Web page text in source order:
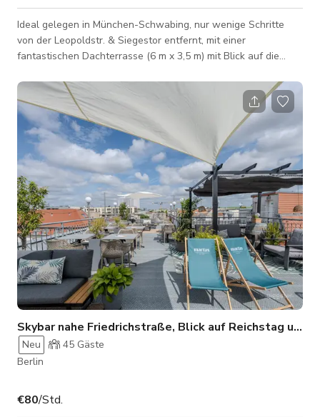
Ideal gelegen in München-Schwabing, nur wenige Schritte
von der Leopoldstr. & Siegestor entfernt, mit einer
fantastischen Dachterrasse (6 m x 3,5 m) mit Blick auf die
oder kleine Gruppenveranstaltungen. Da ich das Studio häufig
für andere Zwecke nutze, lassen Sie mich wissen, welche
Zeiten Ihnen am besten passen. Mindestnutzungsdauer ist 1
Tag (bis zu 12 Stunden an diesem Tag)
Skybar nahe Friedrichstraße, Blick auf Reichstag und Charité
Neu 45 Gäste
Berlin
€80/Std.